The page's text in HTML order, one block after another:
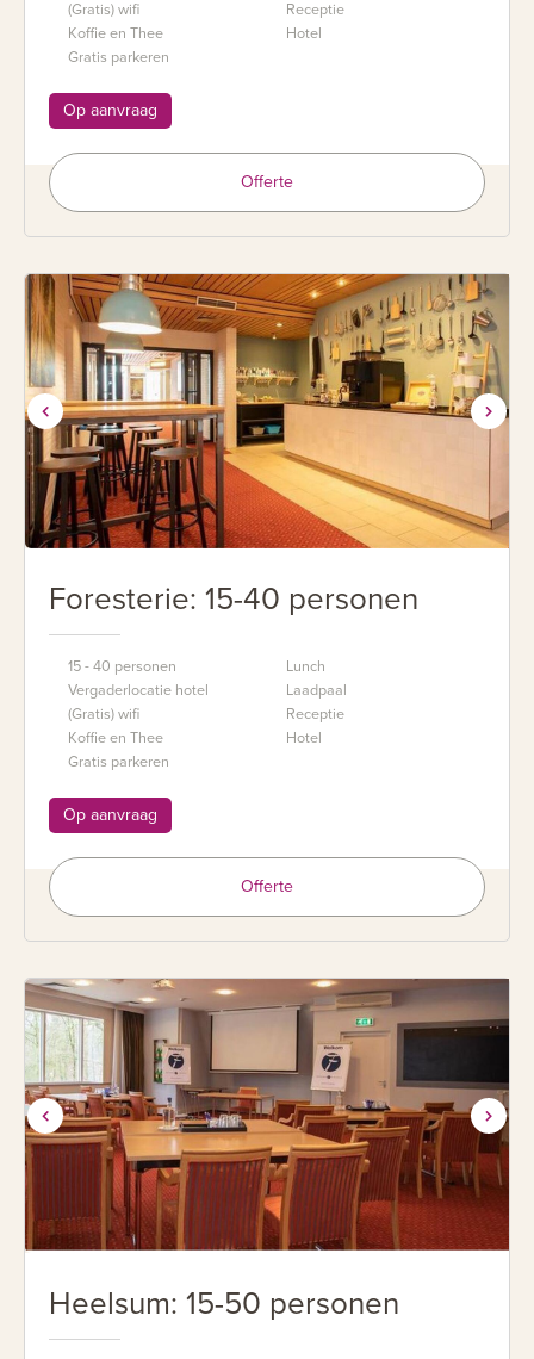
(Gratis) wifi
Koffie en Thee
Gratis parkeren
Receptie
Hotel
Op aanvraag
Offerte
Foresterie: 15-40 personen
15 - 40 personen
Vergaderlocatie hotel
(Gratis) wifi
Koffie en Thee
Gratis parkeren
Lunch
Laadpaal
Receptie
Hotel
Op aanvraag
Offerte
Heelsum: 15-50 personen